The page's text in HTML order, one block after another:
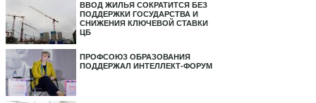
ВВОД ЖИЛЬЯ СОКРАТИТСЯ БЕЗ
ПОДДЕРЖКИ ГОСУДАРСТВА И
СНИЖЕНИЯ КЛЮЧЕВОЙ СТАВКИ
ЦБ
ПРОФСОЮЗ ОБРАЗОВАНИЯ
ПОДДЕРЖАЛ ИНТЕЛЛЕКТ-ФОРУМ